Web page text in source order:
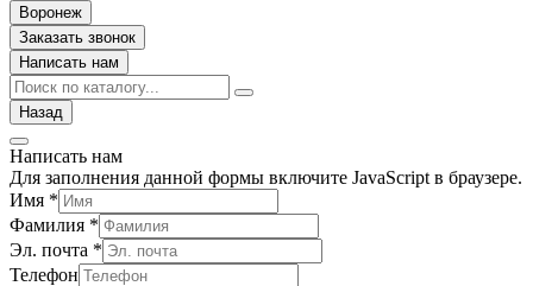
Воронеж
Заказать звонок
Написать нам
Назад
Написать нам
Для заполнения данной формы включите JavaScript в браузере.
Имя *
Фамилия *
Эл. почта *
Телефон